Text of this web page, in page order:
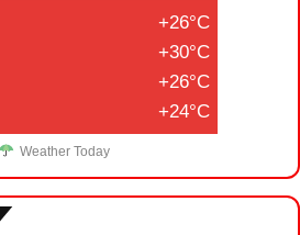
+26°C
+30°C
+26°C
+24°C
Weather Today